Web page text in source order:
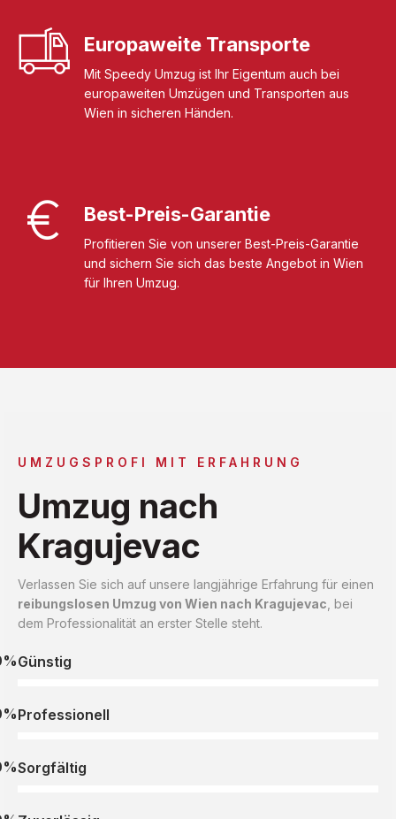
Europaweite Transporte
Mit Speedy Umzug ist Ihr Eigentum auch bei
europaweiten Umzügen und Transporten aus
Wien in sicheren Händen.
Best-Preis-Garantie
Profitieren Sie von unserer Best-Preis-Garantie
und sichern Sie sich das beste Angebot in Wien
für Ihren Umzug.
UMZUGSPROFI MIT ERFAHRUNG
Umzug nach
Kragujevac
Verlassen Sie sich auf unsere langjährige Erfahrung für einen
reibungslosen Umzug von Wien nach Kragujevac , bei
dem Professionalität an erster Stelle steht.
Günstig
Professionell
Sorgfältig